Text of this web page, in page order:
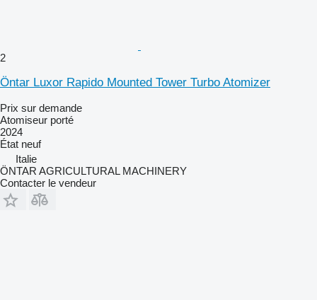
2
Öntar Luxor Rapido Mounted Tower Turbo Atomizer
Prix sur demande
Atomiseur porté
2024
État neuf
Italie
ÖNTAR AGRICULTURAL MACHINERY
Contacter le vendeur